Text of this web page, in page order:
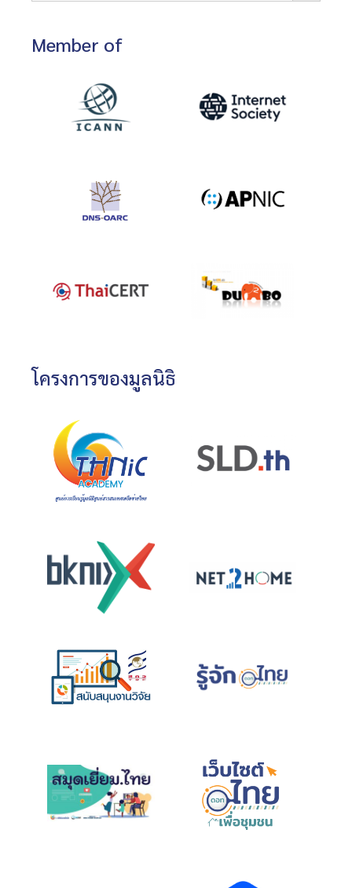
Member of
โครงการของมูลนิธิ